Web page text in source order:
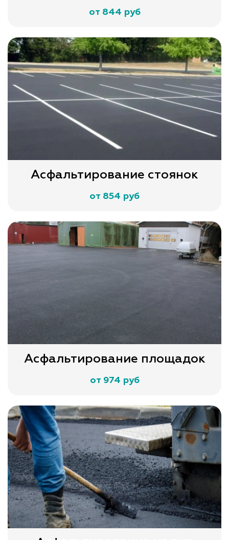
от 844 руб
Асфальтирование стоянок
от 854 руб
Асфальтирование площадок
от 974 руб